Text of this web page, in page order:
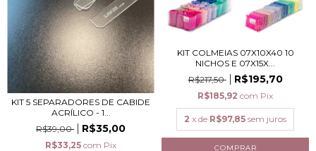
KIT 5 SEPARADORES DE CABIDE
ACRÍLICO - 1...
R$39,00
R$35,00
R$33,25 com Pix
KIT COLMEIAS 07X10X40 10
NICHOS E 07X15X...
R$217,50
R$195,70
R$185,92 com Pix
2 x de R$97,85 sem juros